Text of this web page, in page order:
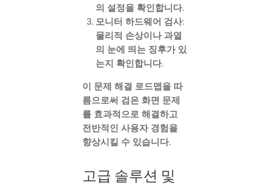
의 설정을 확인합니다.
모니터 하드웨어 검사:
물리적 손상이나 과열
의 눈에 띄는 징후가 있
는지 확인합니다.
이 문제 해결 로드맵을 따
름으로써 검은 화면 문제
를 효과적으로 해결하고
전반적인 사용자 경험을
향상시킬 수 있습니다.
고급 솔루션 및